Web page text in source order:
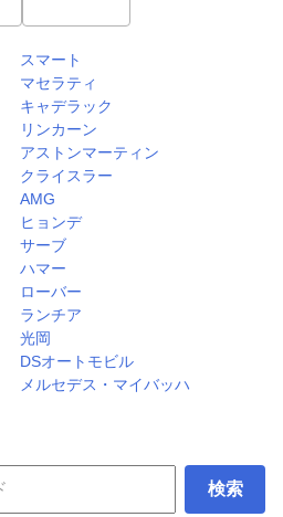
スマート
マセラティ
キャデラック
リンカーン
アストンマーティン
クライスラー
AMG
ヒョンデ
サーブ
ハマー
ローバー
ランチア
光岡
DSオートモビル
メルセデス・マイバッハ
検索